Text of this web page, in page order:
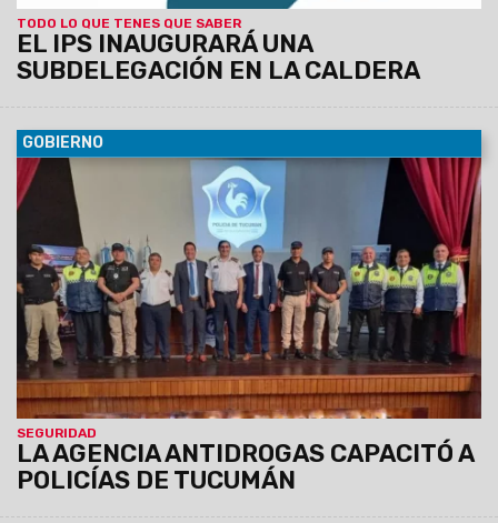
TODO LO QUE TENES QUE SABER
EL IPS INAUGURARÁ UNA
SUBDELEGACIÓN EN LA CALDERA
GOBIERNO
SEGURIDAD
LA AGENCIA ANTIDROGAS CAPACITÓ A
POLICÍAS DE TUCUMÁN
10/10/2022
Brindaron tres jornadas de formación sobre
técnicas de investigación y lucha contra el narcotráfico.